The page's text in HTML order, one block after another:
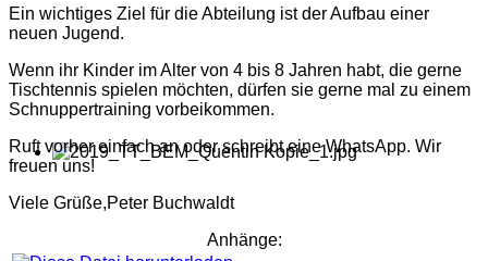
Ein wichtiges Ziel für die Abteilung ist der Aufbau einer
neuen Jugend.
Wenn ihr Kinder im Alter von 4 bis 8 Jahren habt, die gerne
Tischtennis spielen möchten, dürfen sie gerne mal zu einem
Schnuppertraining vorbeikommen.
Ruft vorher einfach an oder schreibt eine WhatsApp. Wir
freuen uns!
Viele Grüße,Peter Buchwaldt
Anhänge: